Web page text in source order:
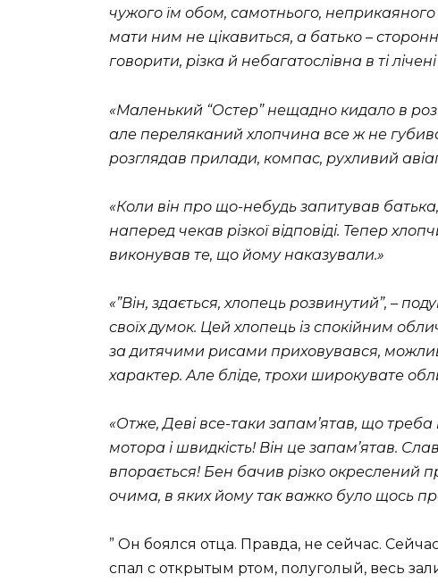
чужого їм обом, самотнього,
мати ним не цiкавиться, а батько –
говорити, рiзка й небагатослiвна в тi
«Маленький “Остер” нещадно кидало в
але переляканий хлопчина все ж не
розглядав прилади, компас, рухливий
«Коли вiн про що-небудь запитував
наперед чекав рiзкої вiдповiдi. Тепер
виконував те, що йому наказували.»
«”Вiн, здається, хлопець розвинутий”, –
своїх думок. Цей хлопець iз спокiйним
за дитячими рисами приховувався,
характер. Але блiде, трохи широкувате
«Отже, Девi все-таки запам’ятав, що
мотора i швидкiсть! Вiн це запам’ятав.
впорається! Бен бачив рiзко окреслений
очима, в яких йому так важко було щось
” Он боялся отца. Правда, не сейчас.
спал с открытым ртом, полуголый, весь